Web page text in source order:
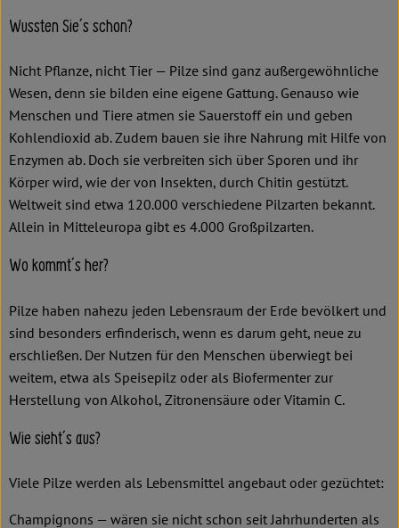
Wussten Sie´s schon?
Nicht Pflanze, nicht Tier — Pilze sind ganz außergewöhnliche
Wesen, denn sie bilden eine eigene Gattung. Genauso wie
Menschen und Tiere atmen sie Sauerstoff ein und geben
Kohlendioxid ab. Zudem bauen sie ihre Nahrung mit Hilfe von
Enzymen ab. Doch sie verbreiten sich über Sporen und ihr
Körper wird, wie der von Insekten, durch Chitin gestützt.
Weltweit sind etwa 120.000 verschiedene Pilzarten bekannt.
Allein in Mitteleuropa gibt es 4.000 Großpilzarten.
Wo kommt´s her?
Pilze haben nahezu jeden Lebensraum der Erde bevölkert und
sind besonders erfinderisch, wenn es darum geht, neue zu
erschließen. Der Nutzen für den Menschen überwiegt bei
weitem, etwa als Speisepilz oder als Biofermenter zur
Herstellung von Alkohol, Zitronensäure oder Vitamin C.
Wie sieht´s aus?
Viele Pilze werden als Lebensmittel angebaut oder gezüchtet:
Champignons — wären sie nicht schon seit Jahrhunderten als